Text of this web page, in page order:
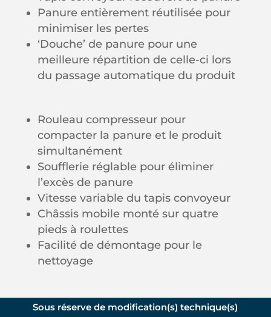
Panure entièrement réutilisée pour
minimiser les pertes
‘Douche’ de panure pour une
meilleure répartition de celle-ci lors
du passage automatique du produit
Rouleau compresseur pour
compacter la panure et le produit
simultanément
Soufflerie réglable pour éliminer
l’excès de panure
Vitesse variable du tapis convoyeur
Châssis mobile monté sur quatre
pieds à roulettes
Facilité de démontage pour le
nettoyage
Sous réserve de modification(s) technique(s)